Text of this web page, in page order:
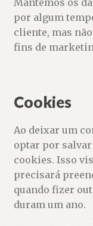
por algum
cliente, mas
fins de
Cookies
Ao deixar um
optar por salvar
cookies. Isso
precisará
quando fizer
duram um ano.